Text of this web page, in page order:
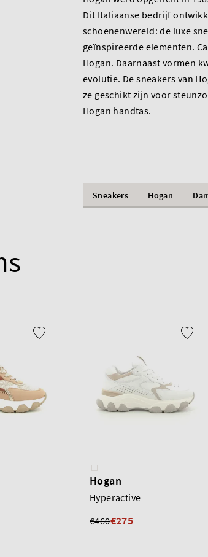
Dit Italiaanse bedrijf
schoenenwereld: de luxe
geïnspireerde elementen.
Hogan. Daarnaast vormen
evolutie. De sneakers van
ze geschikt zijn voor
Hogan handtas.
Sneakers Hogan
Hogan
Hyperactive
€460€275